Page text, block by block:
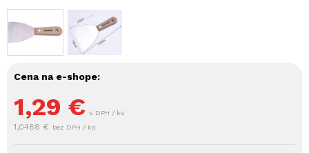
Cena na e-shope:
1,29 € s DPH / ks
1,0488 € bez DPH / ks